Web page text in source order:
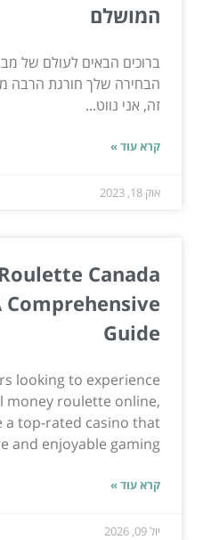
המושלם
ברוכים הבאים לעולם של
הבחירה שלך חורגת הרבה
זה, אני נווט...
קרא עוד »
אוק 18, 2023
Canada
Comprehensive
Guide
looking to experience
money roulette online,
a top-rated casino that
and enjoyable gaming...
קרא עוד »
יול 09, 2026